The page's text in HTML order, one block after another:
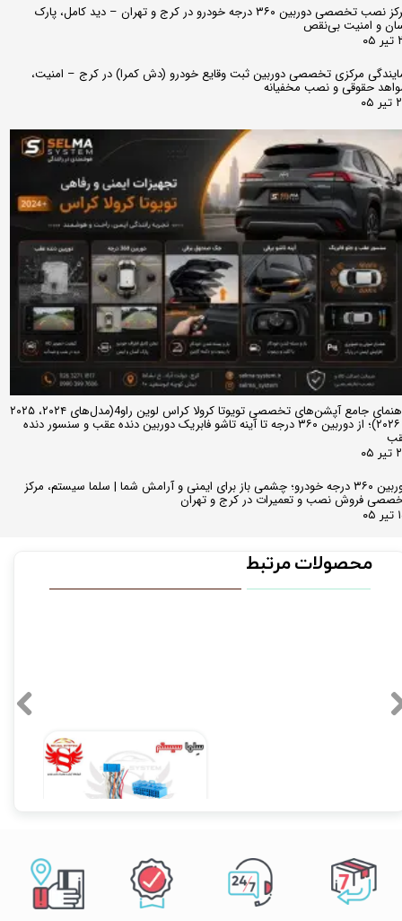
مرکز نصب تخصصی دوربین ۳۶۰ درجه خودرو در کرج و تهران – دید کامل، پارک
و امنیت بی‌نقص
مرکزی تخصصی دوربین ثبت وقایع خودرو (دش کمرا) در کرج – امنیت،
حقوقی و نصب مخفیانه
راهنمای جامع آپشن‌های تخصصی تویوتا کرولا کراس لوین راو4(مدل‌های ۲۰۲۴، ۲۰۲۵
و ۲۰۲۶)؛ از دوربین ۳۶۰ درجه تا آینه تاشو فابریک دوربین دنده عقب و سنسور دنده
دوربین ۳۶۰ درجه خودرو؛ چشمی باز برای ایمنی و آرامش شما | سلما سیستم، مرکز
فروش نصب و تعمیرات در کرج و تهران
محصولات مرتبط
سوکت فابریک دزدگیر خودرو پراید - تیبا - ساینا و کوئیک
۳۹۰,۰۰۰ تومان